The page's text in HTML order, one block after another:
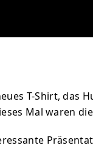
T-Shirt, das
Mal waren